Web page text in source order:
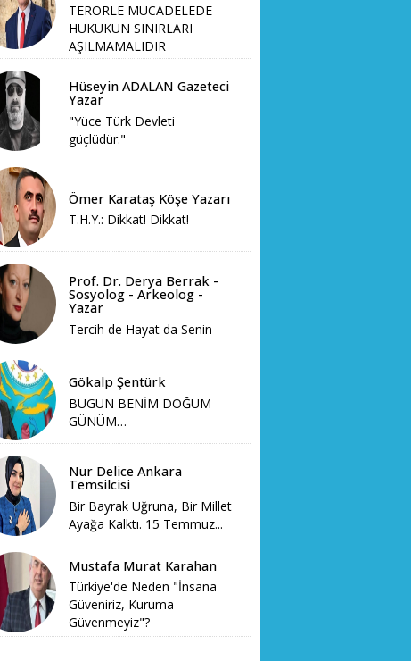
TERÖRLE MÜCADELEDE
HUKUKUN SINIRLARI
AŞILMAMALIDIR
Hüseyin ADALAN Gazeteci
Yazar
"Yüce Türk Devleti
güçlüdür."
Ömer Karataş Köşe Yazarı
T.H.Y.: Dikkat! Dikkat!
Prof. Dr. Derya Berrak -
Sosyolog - Arkeolog -
Yazar
Tercih de Hayat da Senin
Gökalp Şentürk
BUGÜN BENİM DOĞUM
GÜNÜM…
Nur Delice Ankara
Temsilcisi
Bir Bayrak Uğruna, Bir Millet
Ayağa Kalktı. 15 Temmuz...
Mustafa Murat Karahan
Türkiye'de Neden "İnsana
Güveniriz, Kuruma
Güvenmeyiz"?